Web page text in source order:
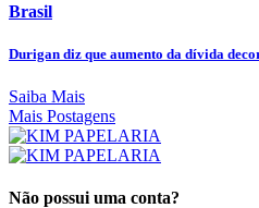
Brasil
Durigan diz que aumento da dívida
Saiba Mais
Mais Postagens
Não possui uma conta?